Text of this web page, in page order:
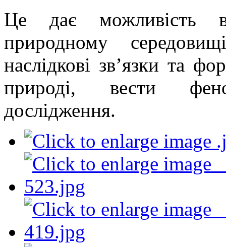
Це дає можливість
природному
наслідкові зв’язки та
природі, вести
дослідження.